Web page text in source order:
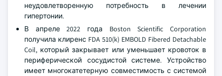
неудовлетворенную потребность в лечении
гипертонии.
В апреле 2022 года Boston Scientific Corporation
получила клиренс FDA 510(k) EMBOLD Fibered Detachable
Coil, который закрывает или уменьшает кровоток в
периферической сосудистой системе. Устройство
имеет многокатетерную совместимость с системой